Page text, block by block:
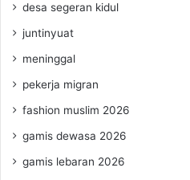
desa segeran kidul
juntinyuat
meninggal
pekerja migran
fashion muslim 2026
gamis dewasa 2026
gamis lebaran 2026